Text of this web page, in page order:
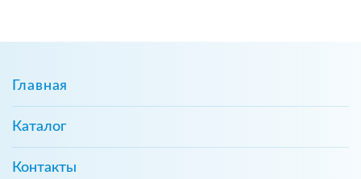
Главная
Каталог
Контакты